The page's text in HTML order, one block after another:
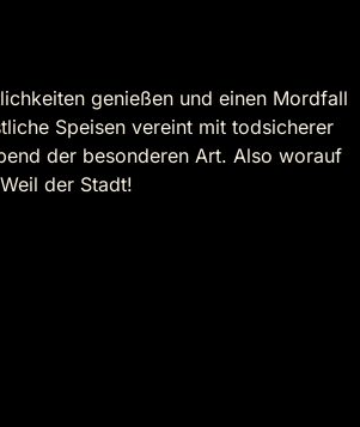
genießen und einen Mordfall
Speisen vereint mit todsicherer
der besonderen Art. Also worauf
der Stadt!